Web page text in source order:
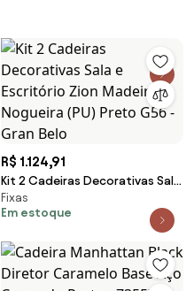
R$ 1.124,91
Kit 2 Cadeiras Decorativas Sala
e Escritório Zion Madeira
Nogueira (PU) Preto G56 - Gran
Fixas
Em estoque